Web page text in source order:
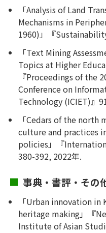
「Analysis of Land
Mechanisms in
1960)」『
「Text Mining
Topics at Higher
『Proceedings of the
Conference on
Technology (ICIET)』
「Cedars of the
culture and practices
policies」『
380-392, 2022年.
事典・書評・その
「Urban innovation
heritage making」『
Institute of Asian